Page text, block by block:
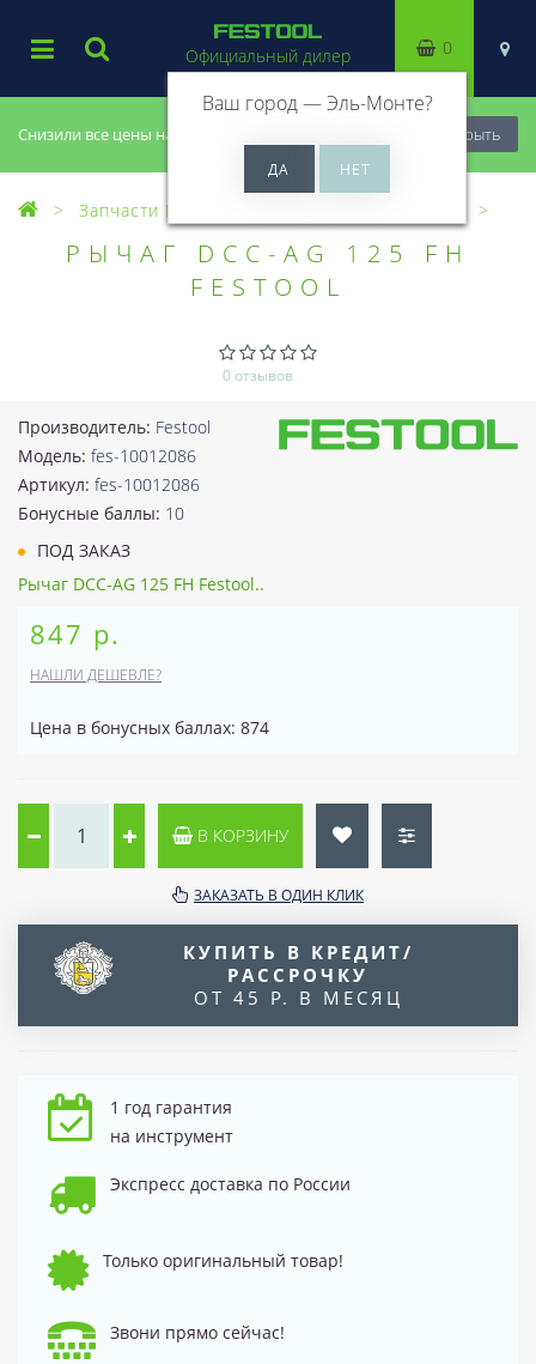
Снизили все цены на 20%, успей купить! Закрыть
Официальный дилер
Ваш город —Эль-Монте?
0
Запчасти Festool
РЫЧАГ DCC-AG 125 FH
FESTOOL
0 отзывов
Производитель: Festool
Модель: fes-10012086
Артикул: fes-10012086
Бонусные баллы: 10
ПОД ЗАКАЗ
Рычаг DCC-AG 125 FH Festool..
847 р.
НАШЛИ ДЕШЕВЛЕ?
Цена в бонусных баллах: 874
В КОРЗИНУ
ЗАКАЗАТЬ В ОДИН КЛИК
КУПИТЬ В КРЕДИТ/
РАССРОЧКУ
ОТ 45 Р. В МЕСЯЦ
1 год гарантия
на инструмент
Экспресс доставка по России
Только оригинальный товар!
Звони прямо сейчас!